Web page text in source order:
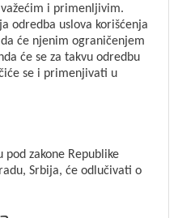
i primenljivim.
odredba uslova korišćenja
će njenim ograničenjem
će se za takvu odredbu
se i primenjivati u
zakone Republike
Srbija, će odlučivati o